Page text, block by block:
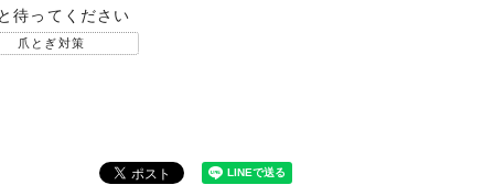
待ってください
爪とぎ対策